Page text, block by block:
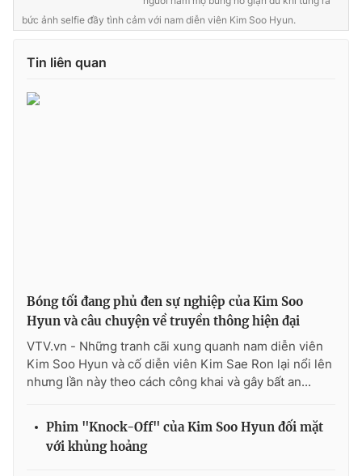
bức ảnh selfie đầy tình cảm với nam diễn viên Kim Soo Hyun.
Tin liên quan
Bóng tối đang phủ đen sự nghiệp của Kim Soo
Hyun và câu chuyện về truyền thông hiện đại
VTV.vn - Những tranh cãi xung quanh nam diễn viên
Kim Soo Hyun và cố diễn viên Kim Sae Ron lại nổi lên
nhưng lần này theo cách công khai và gây bất an...
Phim "Knock-Off" của Kim Soo Hyun đối mặt
với khủng hoảng